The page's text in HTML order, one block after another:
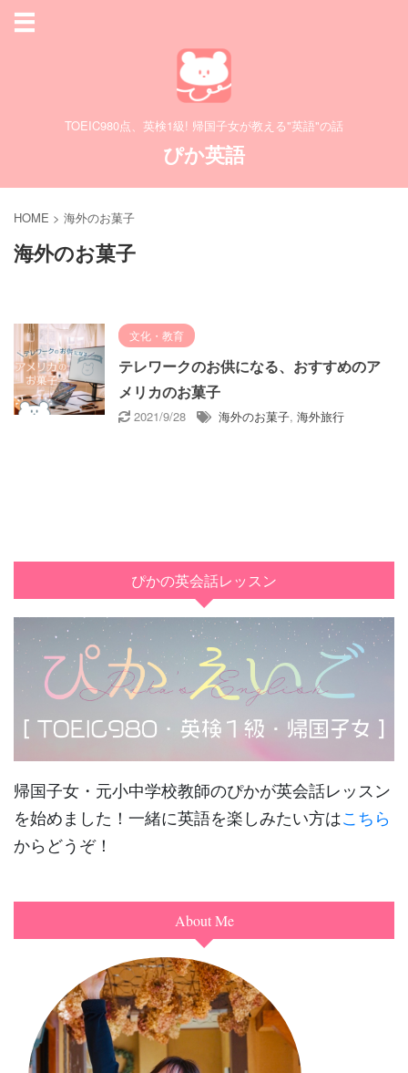
TOEIC980点、英検1級! 帰国子女が教える"英語"の話
ぴか英語
HOME > 海外のお菓子
海外のお菓子
文化・教育
テレワークのお供になる、おすすめのア
メリカのお菓子
2021/9/28 海外のお菓子, 海外旅行
ぴかの英会話レッスン
帰国子女・元小中学校教師のぴかが英会話レッスン
を始めました！一緒に英語を楽しみたい方はこちら
からどうぞ！
About Me